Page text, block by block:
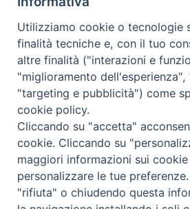
Orari
da lunedi al venerdi dalle ore
Contatti
Tel. 090.6684111 - Fax.
arcivescovo.messina@tin.it
Canali social
Utilizziamo cookie o tecnologie
finalità tecniche e, con il tuo
altre finalità ("interazioni e
"miglioramento
"targeting e pubblicità") come
cookie policy.
Cliccando su "accetta"
cookie. Cliccando su
maggiori informazioni sui
personalizzare le tue
"rifiuta" o chiudendo questa